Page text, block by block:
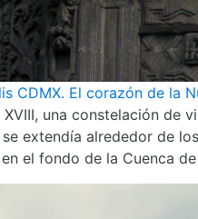
CDMX. El corazón de la
XVIII, una constelación de
se extendía alrededor de
el fondo de la Cuenca